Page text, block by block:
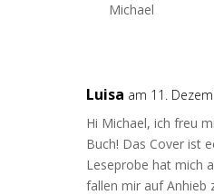
Michael
Luisa am 11.
Hi Michael, ich freu
Buch! Das Cover ist
Leseprobe hat mich
fallen mir auf Anhieb